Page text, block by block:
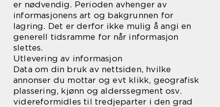
er nødvendig. Perioden avhenger av
informasjonens art og bakgrunnen for
lagring. Det er derfor ikke mulig å angi en
generell tidsramme for når informasjon
slettes.
Utlevering av informasjon
Data om din bruk av nettsiden, hvilke
annonser du mottar og evt klikk, geografisk
plassering, kjønn og alderssegment osv.
videreformidles til tredjeparter i den grad